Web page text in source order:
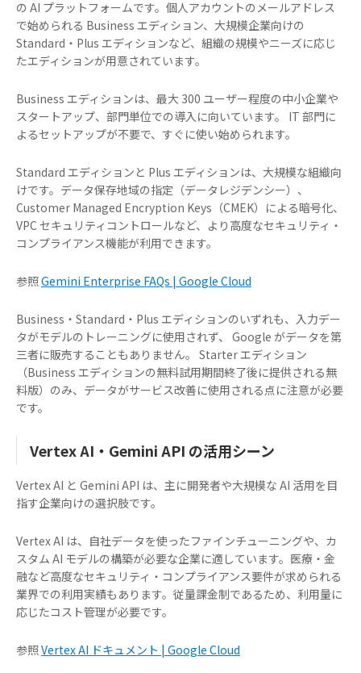
の AI プラットフォームです。個人アカウントのメールアドレス
で始められる Business エディション、大規模企業向けの
Standard・Plus エディションなど、組織の規模やニーズに応じ
たエディションが用意されています。
Business エディションは、最大 300 ユーザー程度の中小企業や
スタートアップ、部門単位での導入に向いています。 IT 部門に
よるセットアップが不要で、すぐに使い始められます。
Standard エディションと Plus エディションは、大規模な組織向
けです。データ保存地域の指定（データレジデンシー）、
Customer Managed Encryption Keys（CMEK）による暗号化、
VPC セキュリティコントロールなど、より高度なセキュリティ・
コンプライアンス機能が利用できます。
参照Gemini Enterprise FAQs | Google Cloud
Business・Standard・Plus エディションのいずれも、入力デー
タがモデルのトレーニングに使用されず、 Google がデータを第
三者に販売することもありません。 Starter エディション
（Business エディションの無料試用期間終了後に提供される無
料版）のみ、データがサービス改善に使用される点に注意が必要
です。
Vertex AI・Gemini API の活用シーン
Vertex AI と Gemini API は、主に開発者や大規模な AI 活用を目
指す企業向けの選択肢です。
Vertex AI は、自社データを使ったファインチューニングや、カ
スタム AI モデルの構築が必要な企業に適しています。医療・金
融など高度なセキュリティ・コンプライアンス要件が求められる
業界での利用実績もあります。従量課金制であるため、利用量に
応じたコスト管理が必要です。
参照Vertex AI ドキュメント | Google Cloud